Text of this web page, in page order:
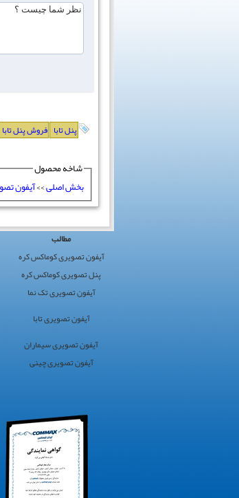
پنل تابا فروش پنل تابا
شاخه محصول
بخش اصلی
آیفون
کوماکس
ایران
کوماکس
تصویری
سایت
برگزیده
مطالب
آیفون تصویری کوماکس کره
پنل تصویری کوماکس کره
آیفون تصویری تک نما
آیفون تصویری تابا
آیفون تصویری سیماران
آیفون تصویری چینی